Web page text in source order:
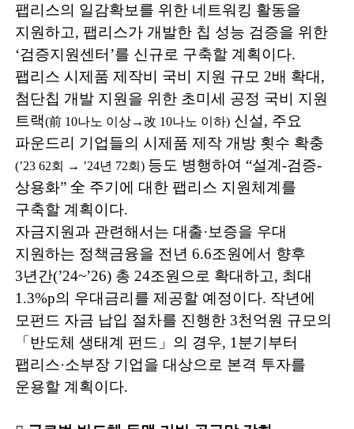
팹리스의 일감확보를 위한 네트워킹 활동을
지원하고, 팹리스가 개발한 칩 성능 검증을 위한
‘검증지원센터’를 신규로 구축할 계획이다.
팹리스 시제품 제작비 국비 지원 규모 2배 확대,
첨단칩 개발 지원을 위한 초미세 공정 국비 지원
트랙(前 10나노 이상→改 10나노 이하) 신설, 주요
파운드리 기업들의 시제품 제작 개방 횟수 확충
(’23 62회 → ’24년 72회 ) 등도 병행하여 “설계-검증-
상용화” 全 주기에 대한 팹리스 지원체계를
구축할 계획이다.
자금지원과 관련해서는 대출·보증을 우대
지원하는 정책금융을 전년 6.6조원에서 향후
3년간(’24~’26) 총 24조원으로 확대하고, 최대
1.3%p의 우대금리를 제공할 예정이다. 작년에
모펀드 자금 납입 절차를 진행한 3천억원 규모의
「반도체 생태계 펀드 」 의 경우, 1 분기부터
팹리스·소부장 기업을 대상으로 본격 투자를
운용할 계획이다.